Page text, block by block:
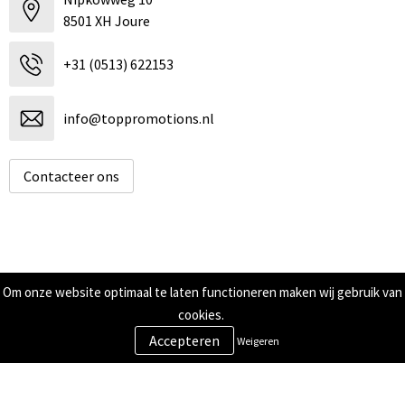
8501 XH Joure
+31 (0513) 622153
info@toppromotions.nl
Contacteer ons
Informatie
Om onze website optimaal te laten functioneren maken wij gebruik van
cookies.
Weigeren